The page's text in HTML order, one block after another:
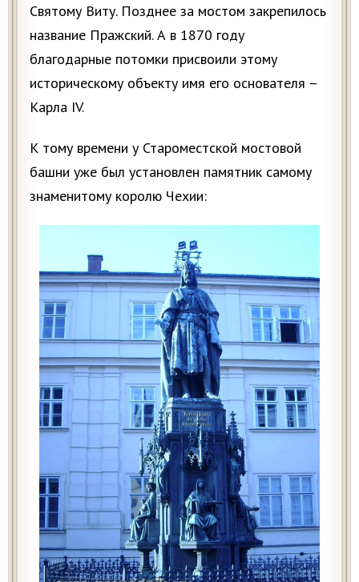
Святому Виту. Позднее за мостом закрепилось
название Пражский. А в 1870 году
благодарные потомки присвоили этому
историческому объекту имя его основателя –
Карла IV.
К тому времени у Староместской мостовой
башни уже был установлен памятник самому
знаменитому королю Чехии: